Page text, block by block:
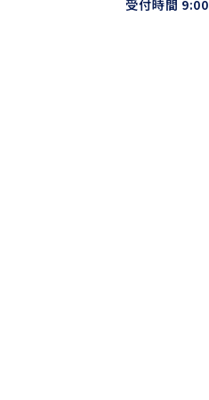
受付時間